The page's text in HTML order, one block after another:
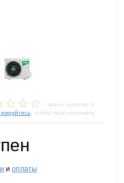
- всего голосов: 0
, чтобы проголосовать
и оплаты